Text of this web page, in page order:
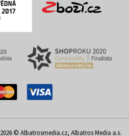
2026 © Albatrosmedia.cz, Albatros Media a.s.